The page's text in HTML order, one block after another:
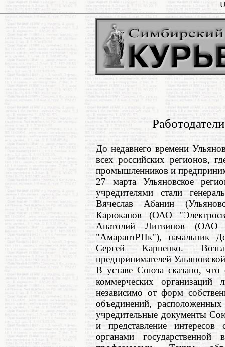
До недавнего времени
всех российских регионов,
промышленников и
27 марта Ульяновское
учредителями стали
Вячеслав Абанин
Карюканов (ОАО
Анатолий Литвинов
"АмарантРПк"), начальник
Сергей Карпенко.
предпринимателей
В уставе Союза сказано, что
коммерческих организаций
независимо от форм
объединений,
учредительные документы
и представление
органами